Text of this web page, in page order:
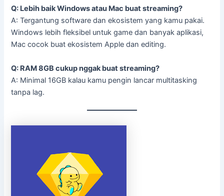
Q: Lebih baik Windows atau Mac buat streaming?
A: Tergantung software dan ekosistem yang kamu pakai.
Windows lebih fleksibel untuk game dan banyak aplikasi,
Mac cocok buat ekosistem Apple dan editing.
Q: RAM 8GB cukup nggak buat streaming?
A: Minimal 16GB kalau kamu pengin lancar multitasking
tanpa lag.